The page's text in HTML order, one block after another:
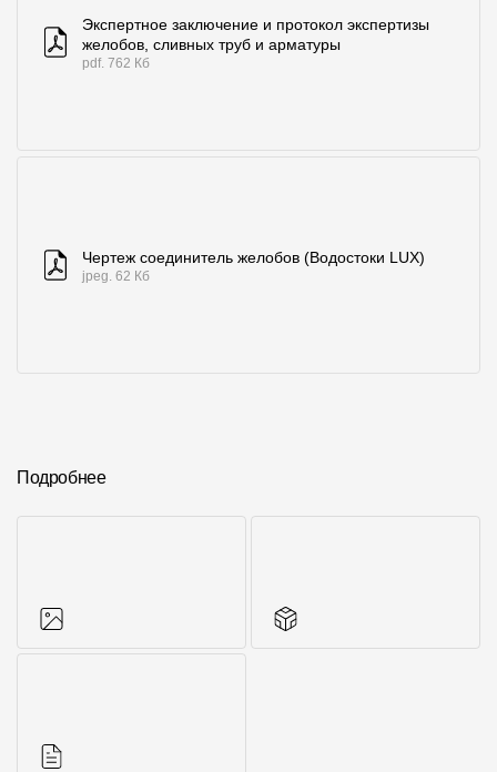
Экспертное заключение и протокол экспертизы
желобов, сливных труб и арматуры
pdf. 762 Кб
Чертеж соединитель желобов (Водостоки LUX)
jpeg. 62 Кб
Подробнее